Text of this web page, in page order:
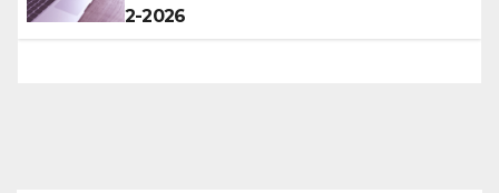
2-2026